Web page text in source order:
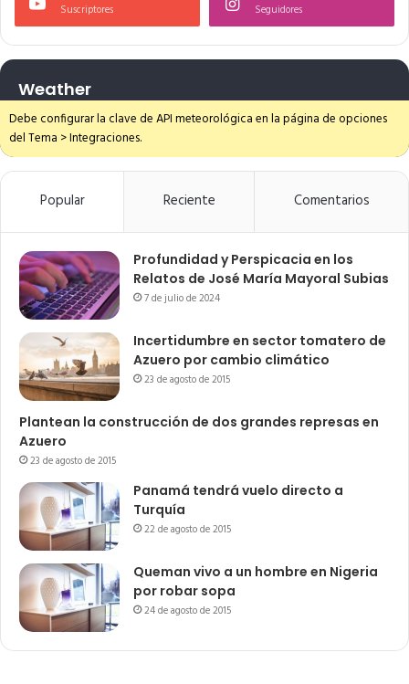
Suscriptores Seguidores
Weather
Debe configurar la clave de API meteorológica en la página de opciones
del Tema > Integraciones.
Popular Reciente Comentarios
Profundidad y Perspicacia en los
Relatos de José María Mayoral Subias
7 de julio de 2024
Incertidumbre en sector tomatero de
Azuero por cambio climático
23 de agosto de 2015
Plantean la construcción de dos grandes represas en
Azuero
23 de agosto de 2015
Panamá tendrá vuelo directo a
Turquía
22 de agosto de 2015
Queman vivo a un hombre en Nigeria
por robar sopa
24 de agosto de 2015